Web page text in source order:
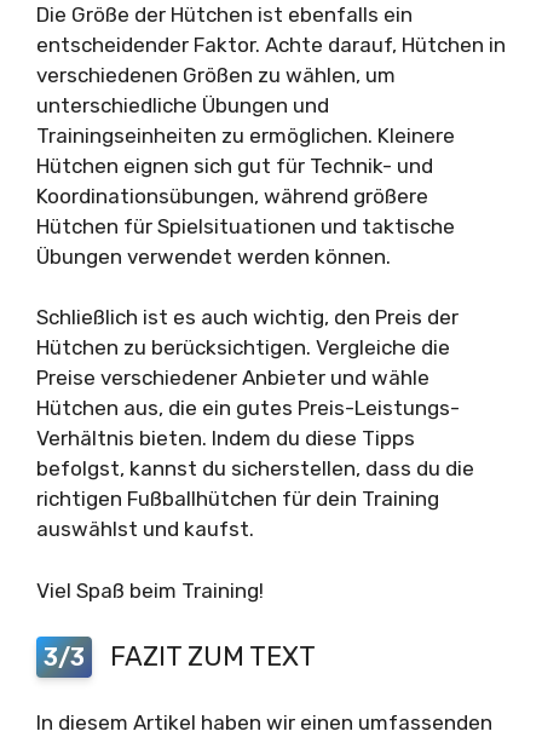
Die Größe der Hütchen ist ebenfalls ein
entscheidender Faktor. Achte darauf, Hütchen in
verschiedenen Größen zu wählen, um
unterschiedliche Übungen und
Trainingseinheiten zu ermöglichen. Kleinere
Hütchen eignen sich gut für Technik- und
Koordinationsübungen, während größere
Hütchen für Spielsituationen und taktische
Übungen verwendet werden können.
Schließlich ist es auch wichtig, den Preis der
Hütchen zu berücksichtigen. Vergleiche die
Preise verschiedener Anbieter und wähle
Hütchen aus, die ein gutes Preis-Leistungs-
Verhältnis bieten. Indem du diese Tipps
befolgst, kannst du sicherstellen, dass du die
richtigen Fußballhütchen für dein Training
auswählst und kaufst.
Viel Spaß beim Training!
3/3 FAZIT ZUM TEXT
In diesem Artikel haben wir einen umfassenden